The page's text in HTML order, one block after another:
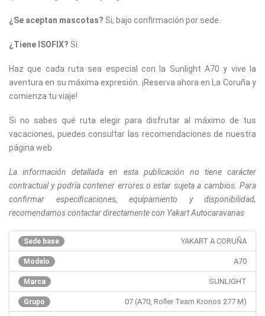
¿Se aceptan mascotas? Si, bajo confirmación por sede.
¿Tiene ISOFIX? Sí.
Haz que cada ruta sea especial con la Sunlight A70 y vive la
aventura en su máxima expresión. ¡Reserva ahora en La Coruña y
comienza tu viaje!
Si no sabes qué ruta elegir para disfrutar al máximo de tus
vacaciones, puedes consultar las recomendaciones de nuestra
página web.
La información detallada en esta publicación no tiene carácter
contractual y podría contener errores o estar sujeta a cambios. Para
confirmar especificaciones, equipamiento y disponibilidad,
recomendamos contactar directamente con Yakart Autocaravanas
Sede base YAKART A CORUÑA
Modelo A70
Marca SUNLIGHT
Grupo 07 (A70, Roller Team Kronos 277 M)